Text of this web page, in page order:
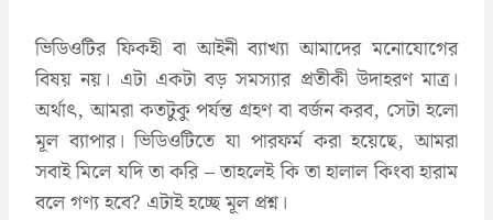
ভিডিওটির ফিকহী বা আইনী ব্যাখ্যা আমাদের মনোযোগের
বিষয় নয়। এটা একটা বড় সমস্যার প্রতীকী উদাহরণ মাত্র।
অর্থাৎ, আমরা কতটুকু পর্যন্ত গ্রহণ বা বর্জন করব, সেটা হলো
মূল ব্যাপার। ভিডিওটিতে যা পারফর্ম করা হয়েছে, আমরা
সবাই মিলে যদি তা করি – তাহলেই কি তা হালাল কিংবা হারাম
বলে গণ্য হবে? এটাই হচ্ছে মূল প্রশ্ন।